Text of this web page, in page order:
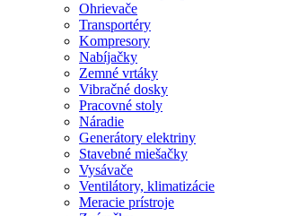
Ohrievače
Transportéry
Kompresory
Nabíjačky
Zemné vrtáky
Vibračné dosky
Pracovné stoly
Náradie
Generátory elektriny
Stavebné miešačky
Vysávače
Ventilátory, klimatizácie
Meracie prístroje